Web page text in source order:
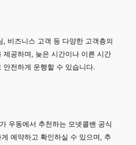
, 비즈니스 고객 등 다양한 고객층의
제공하며, 늦은 시간이나 이른 시간
안전하게 운행할 수 있습니다.
우동에서 추천하는 모넷콜밴 공식
예약하고 확인하실 수 있으며, 추